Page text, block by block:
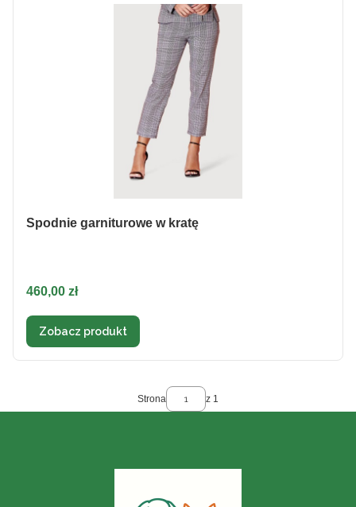
Spodnie garniturowe w kratę
Cena
460,00 zł
Zobacz produkt
Strona z 1